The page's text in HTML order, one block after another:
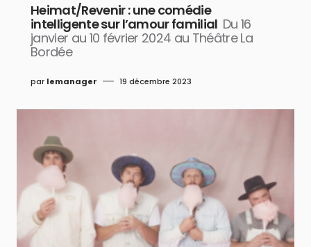
Heimat/Revenir : une comédie
intelligente sur l’amour familial Du 16
janvier au 10 février 2024 au Théâtre La
Bordée
par lemanager 19 décembre 2023